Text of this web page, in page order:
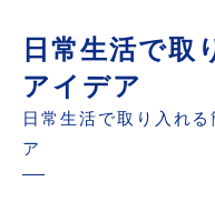
日常生活で取
アイデア
日常生活で取り入れ
ア